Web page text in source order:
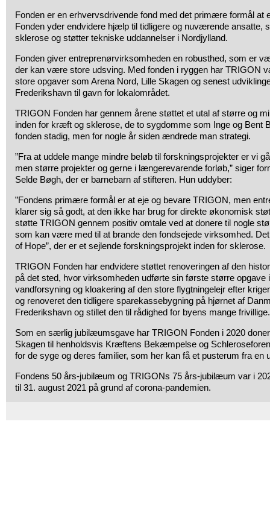
Fonden er en erhvervsdrivende fond med det primære formål at
Fonden yder endvidere hjælp til tidligere og nuværende ansatte,
sklerose og støtter tekniske uddannelser i Nordjylland.
Fonden giver entreprenørvirksomheden en robusthed, som er
der kan være store udsving. Med fonden i ryggen har TRIGON
store opgaver som Arena Nord, Lille Skagen og senest
Frederikshavn til gavn for lokalområdet.
TRIGON Fonden har gennem årene støttet et utal af større og
inden for kræft og sklerose, de to sygdomme som Inge og Bent
fonden stadig, men for nogle år siden ændrede man strategi.
”Fra at uddele mange mindre beløb til forskningsprojekter er vi
men større projekter og gerne i længerevarende forløb,” siger
Selde Bøgh, der er barnebarn af stifteren. Hun uddyber:
”Fondens primære formål er at eje og bevare TRIGON, men
klarer sig så godt, at den ikke har brug for direkte økonomisk
støtte TRIGON gennem positiv omtale ved at donere til nogle
som kan være med til at brande den fondsejede virksomhed.
of Hope”, der er et sejlende forskningsprojekt inden for sklerose.
TRIGON Fonden har endvidere støttet renoveringen af den
på det sted, hvor virksomheden udførte sin første større opgave
vandforsyning og kloakering af den store flygtningelejr efter
og renoveret den tidligere sparekassebygning på hjørnet af
Frederikshavn og stillet den til rådighed for byens mange frivillige.
Som en særlig jubilæumsgave har TRIGON Fonden i 2020
Skagen til henholdsvis Kræftens Bekæmpelse og
for de syge og deres familier, som her kan få et pusterum fra en
Fondens 50 års-jubilæum og TRIGONs 75 års-jubilæum var i
til 31. august 2021 på grund af corona-pandemien.